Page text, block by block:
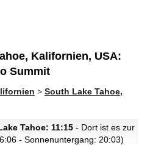
Kalifornien, USA:
Summit
> South Lake Tahoe,
Tahoe: 11:15 - Dort ist es zur
- Sonnenuntergang: 20:03)